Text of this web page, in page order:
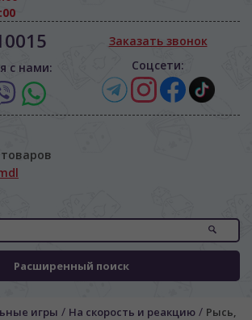
с нами:
Заказать звонок
Соцсети:
товаров
Расширенный поиск
игры / На скорость и реакцию / Рысь,